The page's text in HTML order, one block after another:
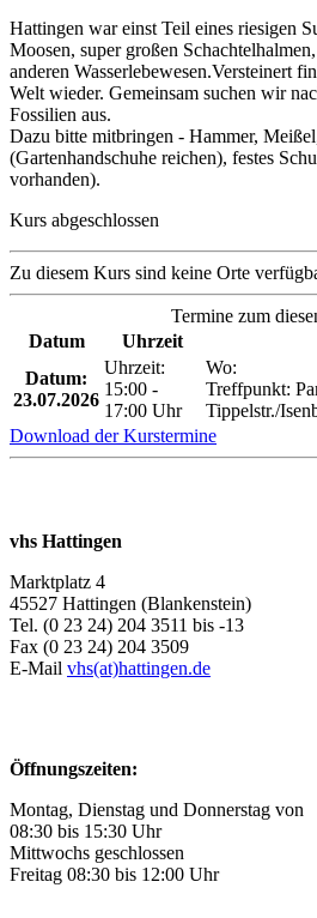
Hattingen war einst Teil eines riesigen
Moosen, super großen
anderen Wasserlebewesen.Versteinert
Welt wieder. Gemeinsam suchen wir
Fossilien aus.
Dazu bitte mitbringen - Hammer,
(Gartenhandschuhe reichen), festes
vorhanden).
Kurs abgeschlossen
Zu diesem Kurs sind keine Orte
Termine zum
Datum
Uhrzeit
Datum:
23.07.2026
Uhrzeit:
15:00 -
17:00 Uhr
Wo:
Treffpunkt:
Tippelstr./
Download der Kurstermine
vhs Hattingen
Marktplatz 4
45527 Hattingen (Blankenstein)
Tel. (0 23 24) 204 3511 bis -13
Fax (0 23 24) 204 3509
E-Mail vhs(at)hattingen.de
Öffnungszeiten:
Montag, Dienstag und Donnerstag von
08:30 bis 15:30 Uhr
Mittwochs geschlossen
Freitag 08:30 bis 12:00 Uhr